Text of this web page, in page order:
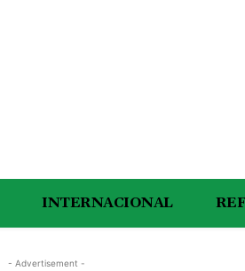
INTERNACIONAL
- Advertisement -